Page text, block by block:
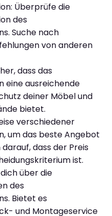
Überprüfe die
des
Suche nach
von anderen
dass das
eine ausreichende
deiner Möbel und
bietet.
verschiedener
um das beste Angebot
dass der Preis
ist.
über die
des
Bietet es
und Montageservice